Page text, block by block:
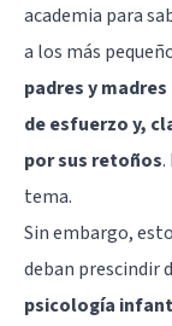
academia para
a los más
padres y
de esfuerzo y,
por sus retoños.
tema.
Sin embargo,
deban prescindir
psicología